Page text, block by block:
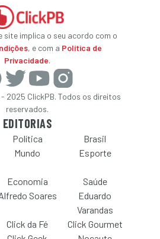
site implica o seu acordo com o
, e com a Política de
Privacidade.
2025 ClickPB. Todos os direitos
reservados.
EDITORIAS
Política
Brasil
Mundo Esporte
Economia
Saúde
Soares
Eduardo
Varandas
Click da Fé
Click Gourmet